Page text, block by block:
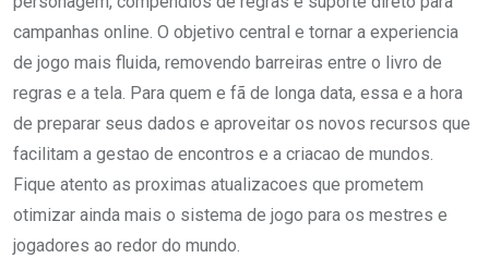
campanhas online. O objetivo central e tornar a experiencia
de jogo mais fluida, removendo barreiras entre o livro de
regras e a tela. Para quem e fã de longa data, essa e a hora
de preparar seus dados e aproveitar os novos recursos que
facilitam a gestao de encontros e a criacao de mundos.
Fique atento as proximas atualizacoes que prometem
otimizar ainda mais o sistema de jogo para os mestres e
jogadores ao redor do mundo.